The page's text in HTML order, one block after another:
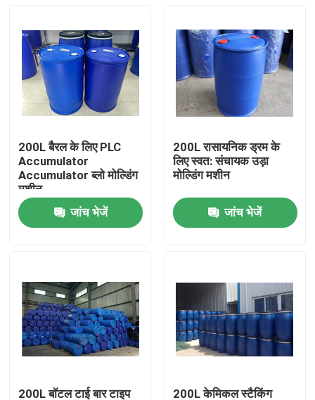
उत्पादों
हमारे बारे में
गुणवत्ता नियंत्रण
संपर्क करें
बाहर निकालना झटका मोल्डिंग मशीन
स्वचालित झटका मोल्डिंग मशीन
प्लास्टिक की बोतल उड़ा मोल्डिंग मशीन
200L बैरल के लिए PLC
Accumulator
Accumulator ब्लो मोल्डिंग
मशीन
जांच भेजें
200L रासायनिक ड्रम के
लिए स्वत: संचायक उड़ा
मोल्डिंग मशीन
जांच भेजें
200L बॉटल टाई बार टाइप 200L केमिकल स्टैकिंग